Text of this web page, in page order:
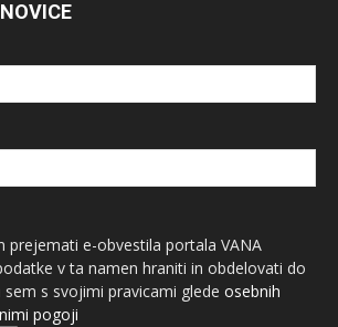
prejemati e-obvestila portala VANA
v ta namen hraniti in obdelovati do
sem s svojimi pravicami glede osebnih
pogoji